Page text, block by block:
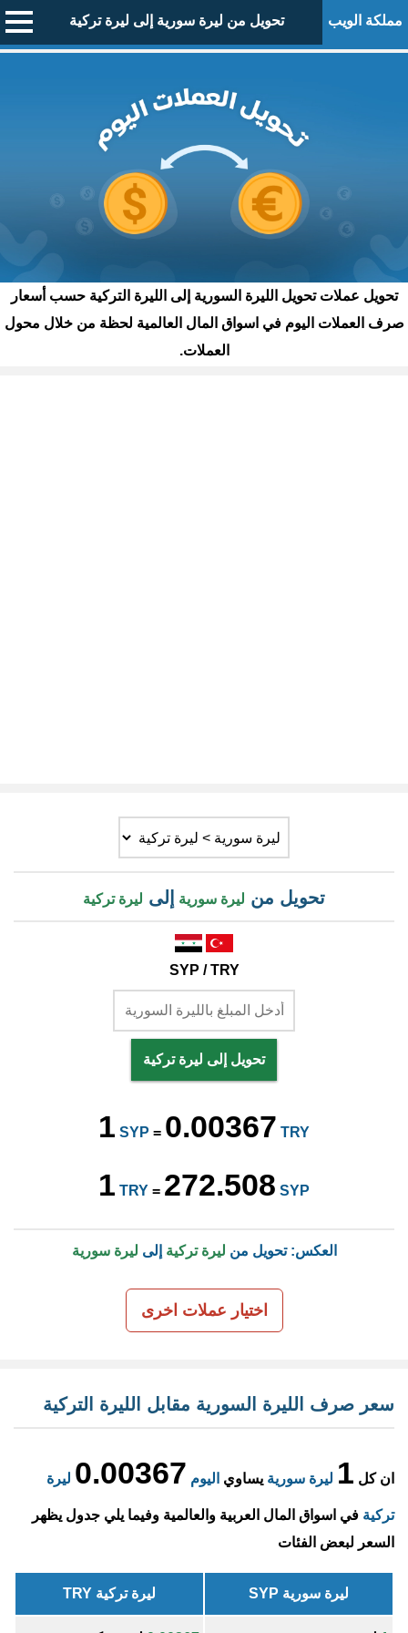
مملكة الويب تحويل من ليرة سورية إلى ليرة تركية
تحويل عملات تحويل الليرة السورية إلى الليرة التركية حسب أسعار
صرف العملات اليوم في اسواق المال العالمية لحظة من خلال محول
العملات.
تحويل من ليرة سورية إلى ليرة تركية
SYP / TRY
تحويل إلى ليرة تركية
1 SYP = 0.00367 TRY
1 TRY = 272.508 SYP
العكس: تحويل من ليرة تركية إلى ليرة سورية
اختيار عملات اخرى
سعر صرف الليرة السورية مقابل الليرة التركية
ان كل 1 ليرة سورية يساوي اليوم 0.00367 ليرة
تركية في اسواق المال العربية والعالمية وفيما يلي جدول يظهر
السعر لبعض الفئات
ليرة سورية SYP ليرة تركية TRY